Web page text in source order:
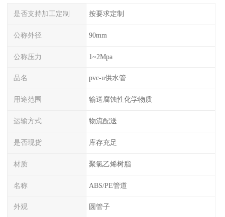
是否支持加工定制 按要求定制
公称外径 90mm
公称压力 1~2Mpa
品名 pvc-u供水管
用途范围 输送腐蚀性化学物质
运输方式 物流配送
是否现货 库存充足
材质 聚氯乙烯树脂
名称 ABS/PE管道
外观 圆管子